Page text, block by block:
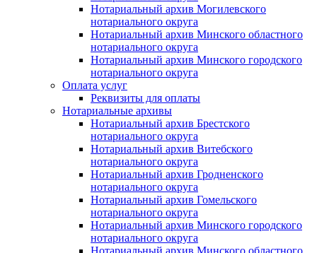
Нотариальный архив Могилевского
нотариального округа
Нотариальный архив Минского областного
нотариального округа
Нотариальный архив Минского городского
нотариального округа
Оплата услуг
Реквизиты для оплаты
Нотариальные архивы
Нотариальный архив Брестского
нотариального округа
Нотариальный архив Витебского
нотариального округа
Нотариальный архив Гродненского
нотариального округа
Нотариальный архив Гомельского
нотариального округа
Нотариальный архив Минского городского
нотариального округа